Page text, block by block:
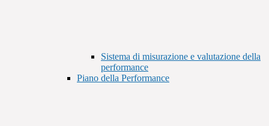
Sistema di misurazione e valutazione della
performance
Piano della Performance